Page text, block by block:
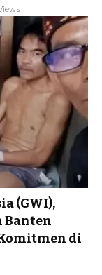
(GWI),
Banten
di